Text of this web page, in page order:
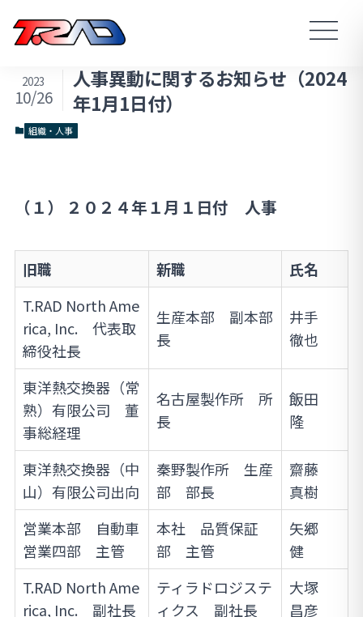
人事異動に関するお知らせ（2024
年1月1日付）
2023
10/26
組織・人事
（１） ２０２４年１月１日付 人事
旧職 新職
氏名
T.RAD North Ame
rica, Inc. 代表取
締役社長
生産本部 副本部
長
井手
徹也
東洋熱交換器（常
熟）有限公司 董
事総経理
名古屋製作所 所
長
飯田
隆
東洋熱交換器（中
山）有限公司出向
秦野製作所 生産
部 部長
齋藤
真樹
営業本部 自動車
営業四部 主管
本社 品質保証
部 主管
矢郷
健
T.RAD North Ame
rica, Inc. 副社長
ティラドロジステ
ィクス 副社長
大塚
昌彦